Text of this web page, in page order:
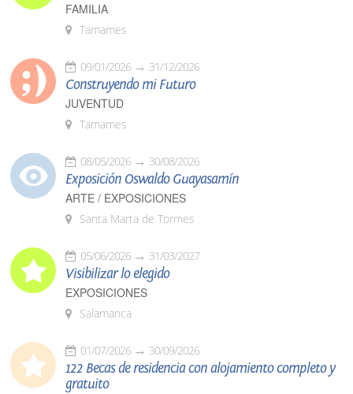
FAMILIA
Tamames
09/01/2026 31/12/2026
Construyendo mi Futuro
JUVENTUD
Tamames
08/05/2026 30/08/2026
Exposición Oswaldo Guayasamín
ARTE / EXPOSICIONES
Santa Marta de Tormes
05/06/2026 31/03/2027
Visibilizar lo elegido
EXPOSICIONES
Salamanca
01/07/2026 30/09/2026
122 Becas de residencia con alojamiento completo y
gratuito